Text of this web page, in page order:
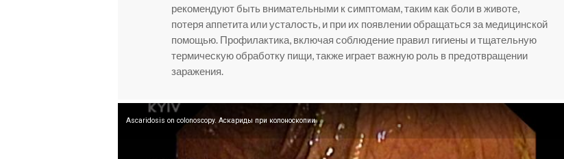
рекомендуют быть внимательными к симптомам, таким как боли в животе,
потеря аппетита или усталость, и при их появлении обращаться за медицинской
помощью. Профилактика, включая соблюдение правил гигиены и тщательную
термическую обработку пищи, также играет важную роль в предотвращении
заражения.
Ascaridosis on colonoscopy. Аскариды при колоноскопии